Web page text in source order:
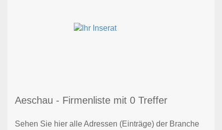
Aeschau - Firmenliste mit 0 Treffer
Sehen Sie hier alle Adressen (Einträge) der Branche